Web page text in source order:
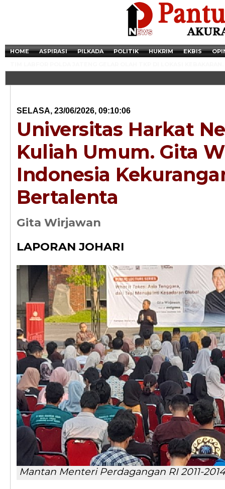
HOME ASPIRASI PILKADA POLITIK HUKRIM EKBIS
SELASA, 23/06/2026, 09:10:06
Universitas Harkat
Kuliah Umum. Gita
Indonesia
Bertalenta
Gita Wirjawan
LAPORAN JOHARI
Mantan Menteri Perdagangan RI 2011-